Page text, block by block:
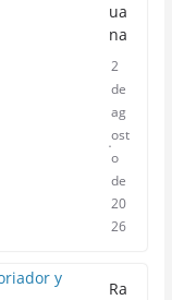
ua
na
2
de
ag
ost
o
de
20
26
Ra